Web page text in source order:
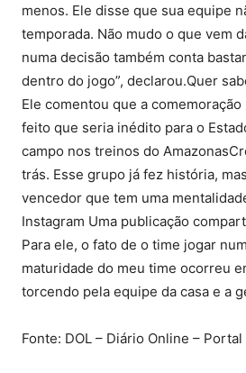
menos. Ele disse que sua equipe
temporada. Não mudo o que vem
numa decisão também conta
dentro do jogo”, declarou.Quer
Ele comentou que a
feito que seria inédito para o
campo nos treinos do
trás. Esse grupo já fez história,
vencedor que tem uma
Instagram Uma publicação
Para ele, o fato de o time jogar
maturidade do meu time ocorreu
torcendo pela equipe da casa e a
Fonte: DOL – Diário Online –